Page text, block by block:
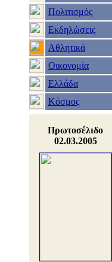
Πολιτισμός
Εκδηλώσεις
Αθλητικά
Οικονομία
Ελλάδα
Κόσμος
Πρωτοσέλιδο
02.03.2005